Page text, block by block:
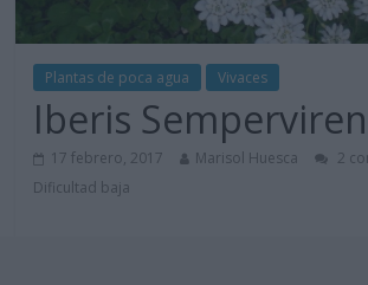
Plantas de poca agua Vivaces
Iberis
17 febrero, 2017 Marisol Huesca
2
Dificultad baja